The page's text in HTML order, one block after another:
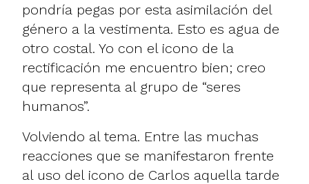
pondría pegas por esta asimilación del
género a la vestimenta. Esto es agua de
otro costal. Yo con el icono de la
rectificación me encuentro bien; creo
que representa al grupo de “seres
humanos”.
Volviendo al tema. Entre las muchas
reacciones que se manifestaron frente
al uso del icono de Carlos aquella tarde